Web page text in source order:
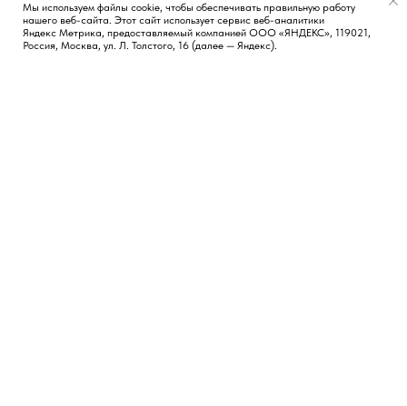
Появился вопрос?
Мы используем файлы cookie, чтобы обеспечивать правильную работу
нашего веб-сайта. Этот сайт использует сервис веб-аналитики
Яндекс Метрика, предоставляемый компанией ООО «ЯНДЕКС», 119021,
Россия, Москва, ул. Л. Толстого, 16 (далее — Яндекс).